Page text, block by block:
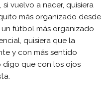
vuelvo a nacer, quisiera
más organizado desde
fútbol más organizado
quisiera que la
y con más sentido
que con los ojos